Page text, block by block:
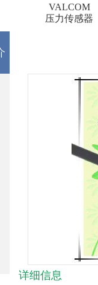
VALCOM
压力传感器
详细信息